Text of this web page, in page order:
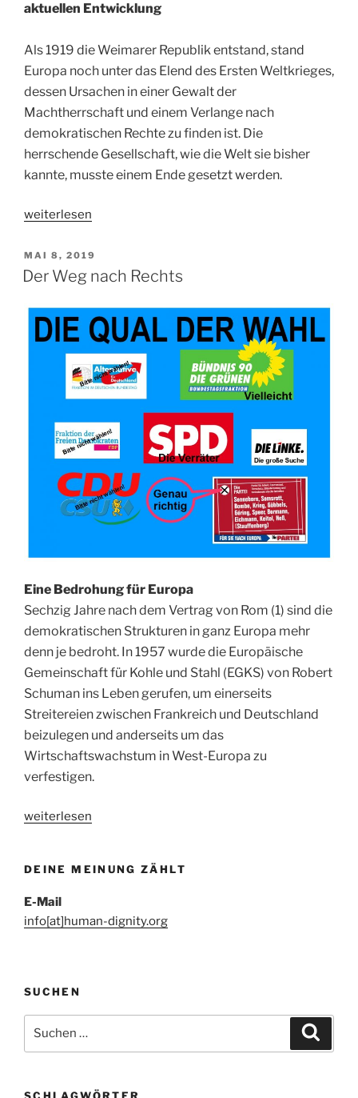
aktuellen Entwicklung
Als 1919 die Weimarer Republik entstand, stand
Europa noch unter das Elend des Ersten Weltkrieges,
dessen Ursachen in einer Gewalt der
Machtherrschaft und einem Verlange nach
demokratischen Rechte zu finden ist. Die
herrschende Gesellschaft, wie die Welt sie bisher
kannte, musste einem Ende gesetzt werden.
„Kapitalismus
Faschismus“
weiterlesen
VERÖFFENTLICHT
AM
MAI 8, 2019
Der Weg nach Rechts
Eine Bedrohung für Europa
Sechzig Jahre nach dem Vertrag von Rom (1) sind die
demokratischen Strukturen in ganz Europa mehr
denn je bedroht. In 1957 wurde die Europäische
Gemeinschaft für Kohle und Stahl (EGKS) von Robert
Schuman ins Leben gerufen, um einerseits
Streitereien zwischen Frankreich und Deutschland
beizulegen und anderseits um das
Wirtschaftswachstum in West-Europa zu
verfestigen.
„Der
Rechts“
weiterlesen
DEINE MEINUNG ZÄHLT
E-Mail
info[at]human-dignity.org
SUCHEN
nach:
SCHLAGWÖRTER